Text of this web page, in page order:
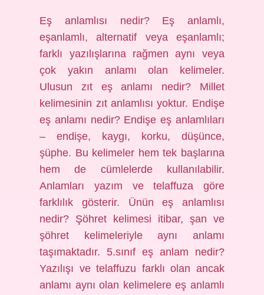
Eş anlamlısı nedir? Eş anlamlı,
eşanlamlı, alternatif veya eşanlamlı;
farklı yazılışlarına rağmen aynı veya
çok yakın anlamı olan kelimeler.
Ulusun zıt eş anlamı nedir? Millet
kelimesinin zıt anlamlısı yoktur. Endişe
eş anlamı nedir? Endişe eş anlamlıları
– endişe, kaygı, korku, düşünce,
şüphe. Bu kelimeler hem tek başlarına
hem de cümlelerde kullanılabilir.
Anlamları yazım ve telaffuza göre
farklılık gösterir. Ünün eş anlamlısı
nedir? Şöhret kelimesi itibar, şan ve
şöhret kelimeleriyle aynı anlamı
taşımaktadır. 5.sınıf eş anlam nedir?
Yazılışı ve telaffuzu farklı olan ancak
anlamı aynı olan kelimelere eş anlamlı